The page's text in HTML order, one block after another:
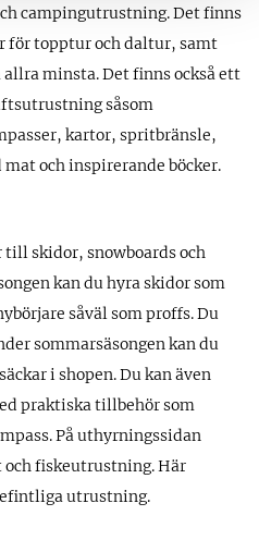
campingutrustning. Det finns
för topptur och daltur, samt
minsta. Det finns också ett
såsom
kartor, spritbränsle,
och inspirerande böcker.
skidor, snowboards och
kan du hyra skidor som
såväl som proffs. Du
sommarsäsongen kan du
i shopen. Du kan även
praktiska tillbehör som
På uthyrningssidan
fiskeutrustning. Här
utrustning.